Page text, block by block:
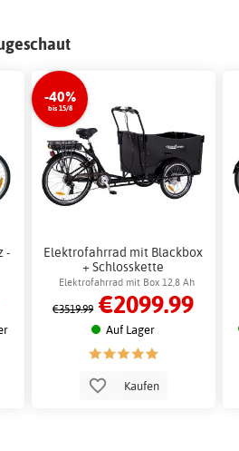
-
-40%
bis 15/8
Elektrofahrrad mit Blackbox
+ Schlosskette
Elektrofahrrad mit Box 12,8 Ah
€3519.99 €2099.99
Auf Lager
Kaufen